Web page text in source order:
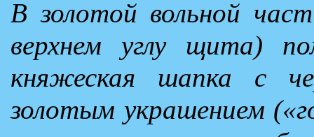
В золотой вольной
верхнем углу щита)
княжеская шапка с
золотым украшением